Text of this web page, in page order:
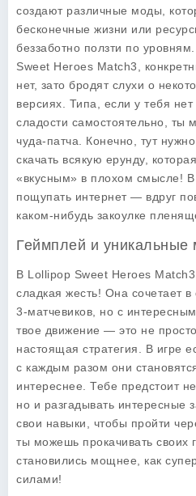
создают различные моды,
бесконечные жизни или
беззаботно ползти по
Sweet Heroes Match3 ,
нет, зато бродят слухи о
версиях. Типа, если у тебя
сладости самостоятельно, ты
чуда-патча. Конечно, тут
скачать всякую ерунду,
«вкусным» в плохом смысле!
пощупать интернет — вдруг
каком-нибудь закоулке
Геймплей и уникальные
В Lollipop Sweet Heroes Match3
сладкая жесть! Она сочетает в
3-матчевиков, но с
твое движение — это не
настоящая стратегия. В игре
с каждым разом они
интереснее. Тебе предстоит
но и разгадывать интересные
свои навыки, чтобы пройти
ты можешь прокачивать своих
становились мощнее, как
силами!